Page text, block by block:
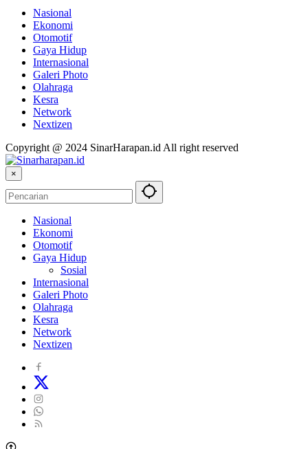
Nasional
Ekonomi
Otomotif
Gaya Hidup
Internasional
Galeri Photo
Olahraga
Kesra
Network
Nextizen
Copyright @ 2024 SinarHarapan.id All right reserved
×
Nasional
Ekonomi
Otomotif
Gaya Hidup
Sosial
Internasional
Galeri Photo
Olahraga
Kesra
Network
Nextizen